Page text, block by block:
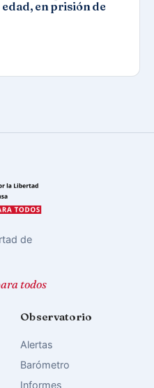
en prisión de
de
todos
Observatorio
Alertas
Barómetro
Informes